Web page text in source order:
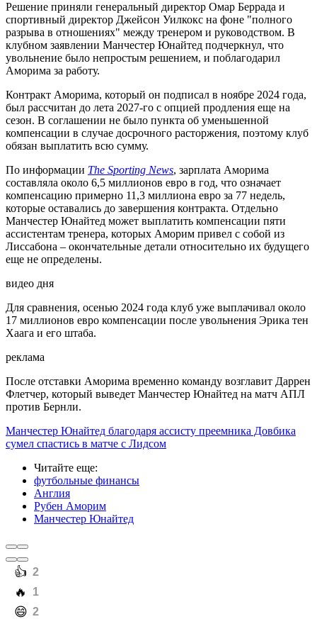
Решение приняли генеральный директор Омар Беррада и
спортивный директор Джейсон Уилкокс на фоне "полного
разрыва в отношениях" между тренером и руководством. В
клубном заявлении Манчестер Юнайтед подчеркнул, что
увольнение было непростым решением, и поблагодарил
Аморима за работу.
Контракт Аморима, который он подписал в ноябре 2024 года,
был рассчитан до лета 2027-го с опцией продления еще на
сезон. В соглашении не было пункта об уменьшенной
компенсации в случае досрочного расторжения, поэтому клуб
обязан выплатить всю сумму.
По информации The Sporting News, зарплата Аморима
составляла около 6,5 миллионов евро в год, что означает
компенсацию примерно 11,3 миллиона евро за 77 недель,
которые оставались до завершения контракта. Отдельно
Манчестер Юнайтед может выплатить компенсации пяти
ассистентам тренера, которых Аморим привел с собой из
Лиссабона – окончательные детали относительно их будущего
еще не определены.
видео дня
Для сравнения, осенью 2024 года клуб уже выплачивал около
17 миллионов евро компенсации после увольнения Эрика тен
Хаага и его штаба.
реклама
После отставки Аморима временно команду возглавит Даррен
Флетчер, который выведет Манчестер Юнайтед на матч АПЛ
против Бернли.
Манчестер Юнайтед благодаря ассисту преемника Довбика
сумел спастись в матче с Лидсом
Читайте еще:
футбольные финансы
Англия
Рубен Аморим
Манчестер Юнайтед
️👍 2
️🔥 1
️😄 2